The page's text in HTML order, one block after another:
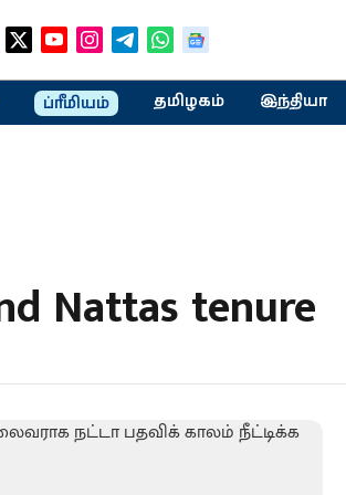
ப்ரீமியம் தமிழகம் இந்தியா
Nattas tenure